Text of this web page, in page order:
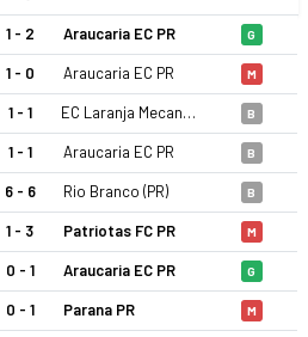
1 - 2 Araucaria EC PR G
1 - 0 Araucaria EC PR M
1 - 1 EC Laranja Mecanica PR B
1 - 1 Araucaria EC PR B
6 - 6 Rio Branco (PR) B
1 - 3 Patriotas FC PR M
0 - 1 Araucaria EC PR G
0 - 1 Parana PR M